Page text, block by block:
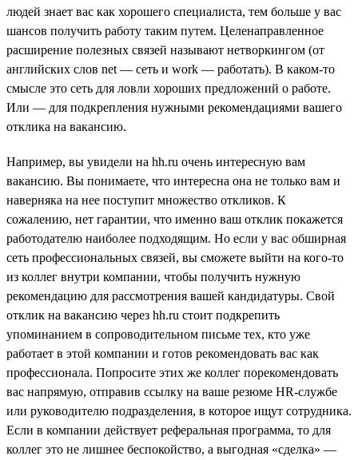
людей знает вас как хорошего специалиста, тем больше у вас
шансов получить работу таким путем. Целенаправленное
расширение полезных связей называют нетворкингом (от
английских слов net — сеть и work — работать). В каком-то
смысле это сеть для ловли хороших предложений о работе.
Или — для подкрепления нужными рекомендациями вашего
отклика на вакансию.
Например, вы увидели на hh.ru очень интересную вам
вакансию. Вы понимаете, что интересна она не только вам и
наверняка на нее поступит множество откликов. К
сожалению, нет гарантии, что именно ваш отклик покажется
работодателю наиболее подходящим. Но если у вас обширная
сеть профессиональных связей, вы сможете выйти на кого-то
из коллег внутри компании, чтобы получить нужную
рекомендацию для рассмотрения вашей кандидатуры. Свой
отклик на вакансию через hh.ru стоит подкрепить
упоминанием в сопроводительном письме тех, кто уже
работает в этой компании и готов рекомендовать вас как
профессионала. Попросите этих же коллег порекомендовать
вас напрямую, отправив ссылку на ваше резюме HR-службе
или руководителю подразделения, в которое ищут сотрудника.
Если в компании действует реферальная программа, то для
коллег это не лишнее беспокойство, а выгодная «сделка» —